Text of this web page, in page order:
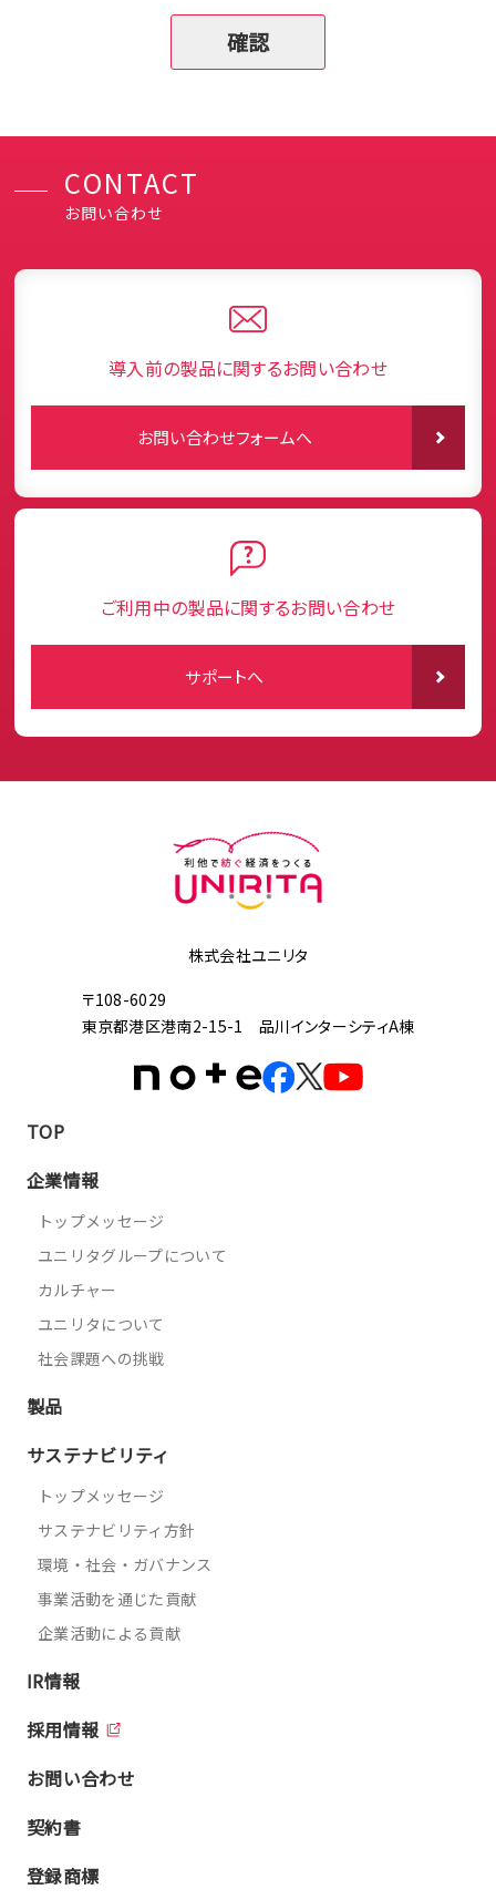
CONTACT
お問い合わせ
導入前の製品に関するお問い合わせ
お問い合わせフォームへ
ご利用中の製品に関するお問い合わせ
サポートへ
株式会社ユニリタ
〒108-6029
東京都港区港南2-15-1 品川インターシティA棟
TOP
企業情報
トップメッセージ
ユニリタグループについて
カルチャー
ユニリタについて
社会課題への挑戦
製品
サステナビリティ
トップメッセージ
サステナビリティ方針
環境・社会・ガバナンス
事業活動を通じた貢献
企業活動による貢献
IR情報
採用情報
お問い合わせ
契約書
登録商標